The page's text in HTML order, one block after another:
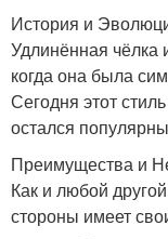
История и
Удлинённая чёлка
когда она была
Сегодня этот
остался
Преимущества и
Как и любой
стороны имеет